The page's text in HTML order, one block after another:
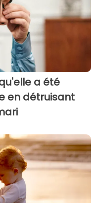
a été
en détruisant